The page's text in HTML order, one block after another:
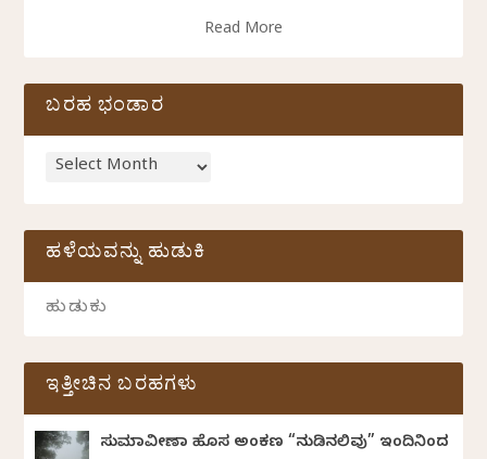
Read More
ಬರಹ ಭಂಡಾರ
ಹಳೆಯವನ್ನು ಹುಡುಕಿ
ಇತ್ತೀಚಿನ ಬರಹಗಳು
ಸುಮಾವೀಣಾ ಹೊಸ ಅಂಕಣ “ನುಡಿನಲಿವು” ಇಂದಿನಿಂದ